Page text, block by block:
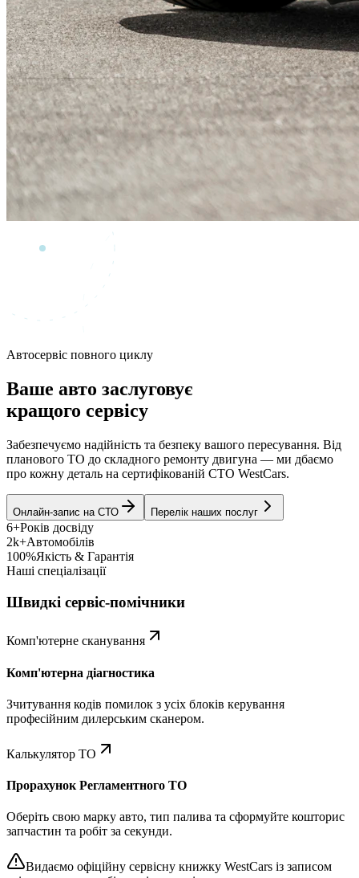
Автосервіс повного циклу
Ваше авто заслуговує
кращого сервісу
Забезпечуємо надійність та безпеку вашого пересування. Від
планового ТО до складного ремонту двигуна — ми дбаємо
про кожну деталь на сертифікованій СТО WestCars.
Онлайн-запис на СТО Перелік наших послуг
6+Років досвіду
2k+Автомобілів
100%Якість & Гарантія
Наші спеціалізації
Швидкі сервіс-помічники
Комп'ютерне сканування
Комп'ютерна діагностика
Зчитування кодів помилок з усіх блоків керування
професійним дилерським сканером.
Калькулятор ТО
Прорахунок Регламентного ТО
Оберіть свою марку авто, тип палива та сформуйте кошторис
запчастин та робіт за секунди.
Видаємо офіційну сервісну книжку WestCars із записом